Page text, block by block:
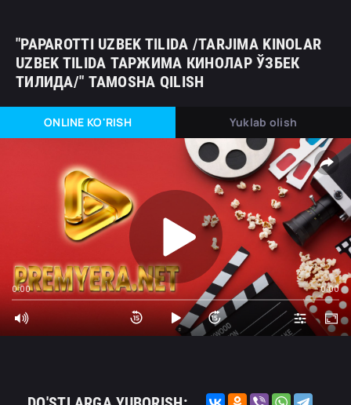
"PAPAROTTI UZBEK TILIDA /TARJIMA KINOLAR
UZBEK TILIDA ТАРЖИМА КИНОЛАР ЎЗБЕК
ТИЛИДА/" TAMOSHA QILISH
ONLINE KO'RISH Yuklab olish
0:00 0:00